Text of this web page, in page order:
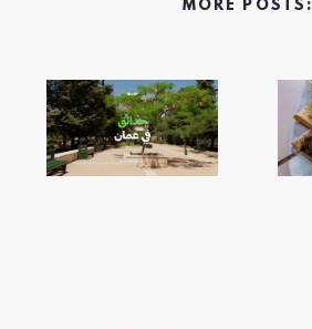
MORE POSTS: